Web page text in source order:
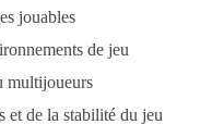
jouables
de jeu
multijoueurs
et de la stabilité du jeu